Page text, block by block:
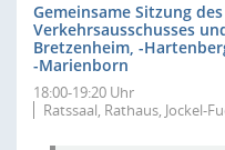
Gemeinsame Sitzung
Verkehrsausschusses
Bretzenheim, -
-Marienborn
18:00-19:20 Uhr
Ratssaal, Rathaus, Jockel-